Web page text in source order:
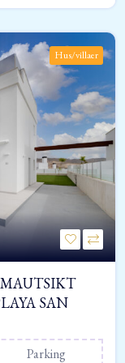
Hus/villaer
SAN
Parking